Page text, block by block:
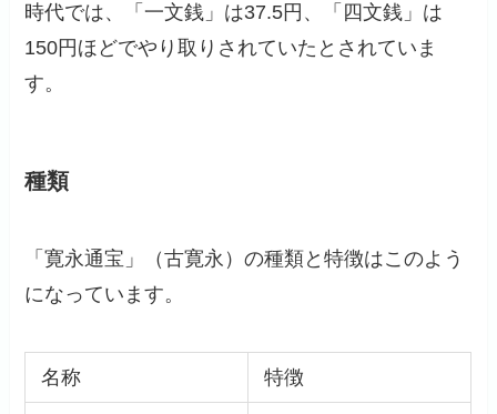
時代では、「一文銭」は37.5円、「四文銭」は
150円ほどでやり取りされていたとされていま
す。
種類
「寛永通宝」（古寛永）の種類と特徴はこのよう
になっています。
名称 特徴